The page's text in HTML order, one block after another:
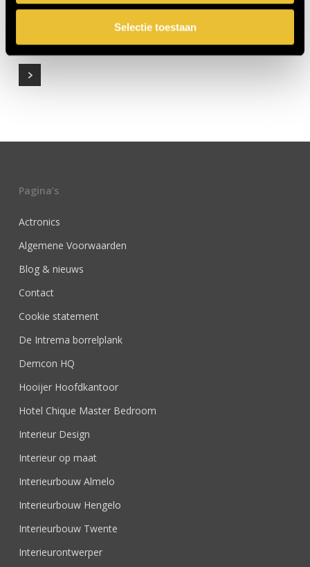
Selectie toestaan
Nieuwbouw villa Enschede 10
Pagina’s
Actronics
Algemene Voorwaarden
Blog & nieuws
Contact
Cookie statement
De Intrema borrelplank
Demcon HQ
Hooijer Hoofdkantoor
Hotel Chique Master Bedroom
Interieur Design
Interieur op maat
Interieurbouw Almelo
Interieurbouw Hengelo
Interieurbouw Twente
Interieurontwerper